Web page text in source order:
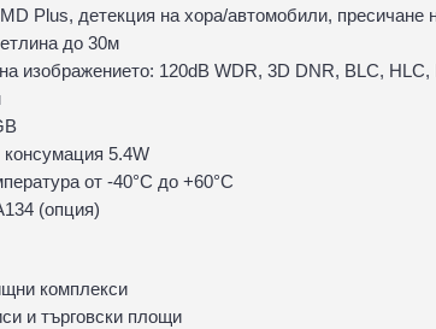
Plus, детекция на хора/автомобили, пресичане
до 30м
изображението: 120dB WDR, 3D DNR, BLC, HLC,
5.4W
от -40°С до +60°С
(опция)
комплекси
и търговски площи